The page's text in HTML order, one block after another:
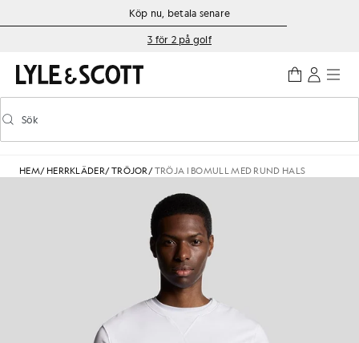
Gå direkt till huvudinnehållet
Information om tillgänglighetKöp nu, betala senare
3 för 2 på golf
Aktivera/inaktivera prediktiv sökning
Sök
HEM/ HERRKLÄDER/TRÖJOR/TRÖJA I BOMULL MED RUND HALS